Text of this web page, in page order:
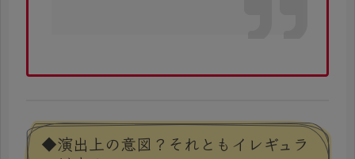
◆演出上の意図？それともイレギュラ